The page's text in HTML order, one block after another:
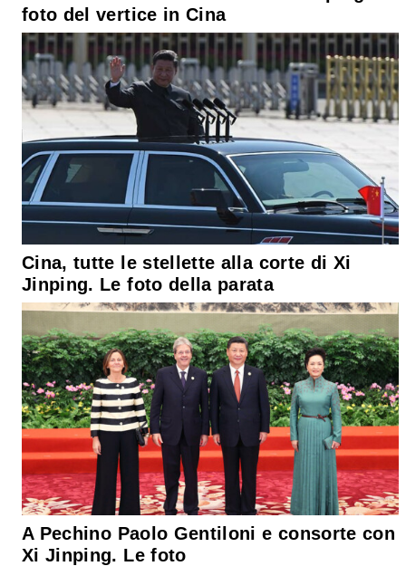
foto del vertice in Cina
Cina, tutte le stellette alla corte di Xi
Jinping. Le foto della parata
A Pechino Paolo Gentiloni e consorte con
Xi Jinping. Le foto